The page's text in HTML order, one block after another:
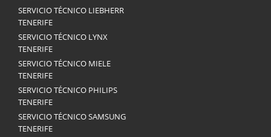
SERVICIO TÉCNICO LIEBHERR
TENERIFE
SERVICIO TÉCNICO LYNX
TENERIFE
SERVICIO TÉCNICO MIELE
TENERIFE
SERVICIO TÉCNICO PHILIPS
TENERIFE
SERVICIO TÉCNICO SAMSUNG
TENERIFE